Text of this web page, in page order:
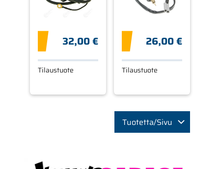
32,00 €
Tilaustuote
26,00 €
Tilaustuote
Tuotetta/Sivu